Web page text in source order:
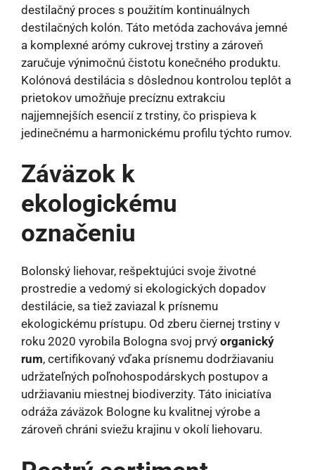
destilačný proces s použitím kontinuálnych
destilačných kolón. Táto metóda zachováva jemné
a komplexné arómy cukrovej trstiny a zároveň
zaručuje výnimočnú čistotu konečného produktu.
Kolónová destilácia s dôslednou kontrolou teplôt a
prietokov umožňuje precíznu extrakciu
najjemnejších esencií z trstiny, čo prispieva k
jedinečnému a harmonickému profilu týchto rumov.
Záväzok k
ekologickému
označeniu
Bolonský liehovar, rešpektujúci svoje životné
prostredie a vedomý si ekologických dopadov
destilácie, sa tiež zaviazal k prísnemu
ekologickému prístupu. Od zberu čiernej trstiny v
roku 2020 vyrobila Bologna svoj prvý organický
rum, certifikovaný vďaka prísnemu dodržiavaniu
udržateľných poľnohospodárskych postupov a
udržiavaniu miestnej biodiverzity. Táto iniciatíva
odráža záväzok Bologne ku kvalitnej výrobe a
zároveň chráni sviežu krajinu v okolí liehovaru.